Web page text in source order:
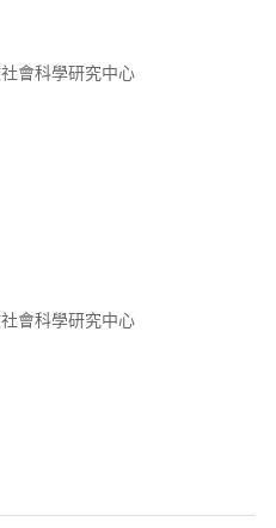
會科學研究中心
會科學研究中心